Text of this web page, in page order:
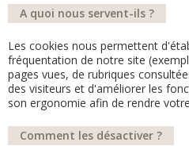
A quoi nous servent-ils ?
Les cookies nous permettent
fréquentation de notre site
pages vues, de rubriques
des visiteurs et d'améliorer les
son ergonomie afin de rendre
Comment les désactiver ?